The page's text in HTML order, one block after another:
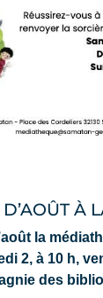
À
la
2, à 10 h,
des